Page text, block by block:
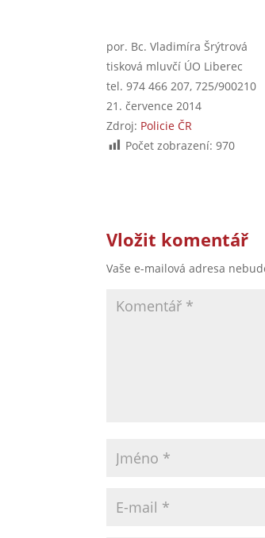
por. Bc. Vladimíra Šrýtrová
tisková mluvčí ÚO Liberec
tel. 974 466 207, 725/900210
21. července 2014
Zdroj: Policie ČR
Počet zobrazení: 970
Vložit komentář
Vaše e-mailová adresa